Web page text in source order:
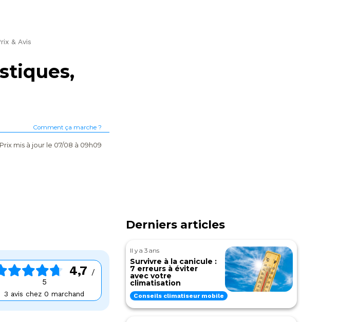
& Avis
Comment ça marche ?
Prix mis à jour le 07/08 à 09h09
4,7 /
5
3 avis chez 0 marchand
Derniers articles
Il y a 3 ans
Survivre à la canicule :
7 erreurs à éviter
avec votre
climatisation
Conseils climatiseur mobile